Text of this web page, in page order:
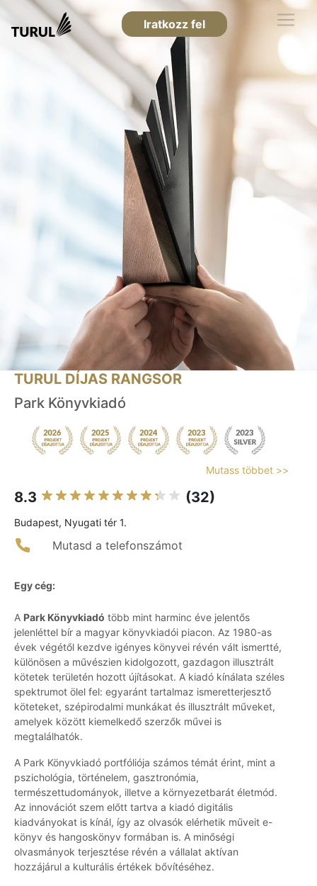
Iratkozz fel
TURUL DÍJAS RANGSOR
Park Könyvkiadó
Mutass többet >>
8.3 (32)
Budapest, Nyugati tér 1.
Mutasd a telefonszámot
Egy cég:
A Park Könyvkiadó több mint harminc éve jelentős
jelenléttel bír a magyar könyvkiadói piacon. Az 1980-as
évek végétől kezdve igényes könyvei révén vált ismertté,
különösen a művészien kidolgozott, gazdagon illusztrált
kötetek területén hozott újításokat. A kiadó kínálata széles
spektrumot ölel fel: egyaránt tartalmaz ismeretterjesztő
köteteket, szépirodalmi munkákat és illusztrált műveket,
amelyek között kiemelkedő szerzők művei is
megtalálhatók.
A Park Könyvkiadó portfóliója számos témát érint, mint a
pszichológia, történelem, gasztronómia,
természettudományok, illetve a környezetbarát életmód.
Az innovációt szem előtt tartva a kiadó digitális
kiadványokat is kínál, így az olvasók elérhetik műveit e-
könyv és hangoskönyv formában is. A minőségi
olvasmányok terjesztése révén a vállalat aktívan
hozzájárul a kulturális értékek bővítéséhez.